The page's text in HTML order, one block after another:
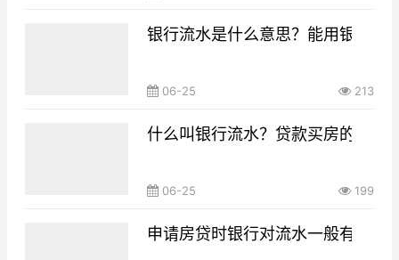
银行流水是什么意思？能用银行流
06-25 213
什么叫银行流水？贷款买房的银行
06-25 199
申请房贷时银行对流水一般有什么